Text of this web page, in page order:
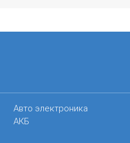
Авто электроника
АКБ